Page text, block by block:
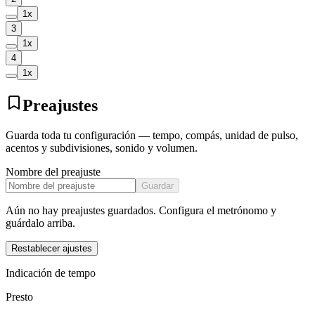
1x
3
1x
4
1x
Preajustes
Guarda toda tu configuración — tempo, compás, unidad de pulso,
acentos y subdivisiones, sonido y volumen.
Nombre del preajuste
Guardar
Aún no hay preajustes guardados. Configura el metrónomo y
guárdalo arriba.
Restablecer ajustes
Indicación de tempo
Presto